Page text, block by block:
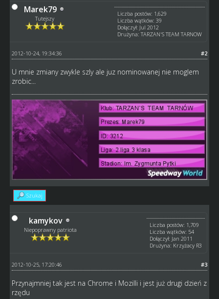
Marek79
Tutejszy
Liczba postów: 1,629
Liczba wątków: 39
Dołączył: Jul 2012
Drużyna: TARZAN'S TEAM TARNOW
#2
2012-10-24, 19:34:36
U mnie zmiany zwykle szly ale juz nominowanej nie moglem
zrobic...
Szukaj
kamykov
Niepoprawny patriota
Liczba postów: 1,709
Liczba wątków: 54
Dołączył: Jan 2011
Drużyna: Krzyżacy R3
#3
2012-10-25, 17:20:46
Przynajmniej tak jest na Chrome i Mozilli i jest już drugi dzień z
rzędu